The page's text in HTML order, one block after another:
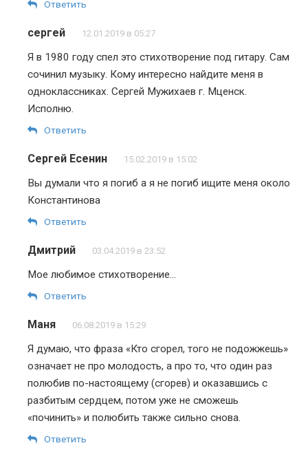
Ответить
сергей 12.01.2019 в 05:27
Я в 1980 году спел это стихотворение под гитару. Сам
сочинил музыку. Кому интересно найдите меня в
одноклассниках. Сергей Мужихаев г. Мценск.
Исполню.
Ответить
Сергей Есенин 15.02.2019 в 15:02
Вы думали что я погиб а я не погиб ищите меня около
Константинова
Ответить
Дмитрий 03.04.2019 в 23:52
Мое любимое стихотворение…
Ответить
Маня 06.08.2019 в 15:29
Я думаю, что фраза «Кто сгорел, того не подожжешь»
означает не про молодость, а про то, что один раз
полюбив по-настоящему (сгорев) и оказавшись с
разбитым сердцем, потом уже не сможешь
«починить» и полюбить также сильно снова.
Ответить